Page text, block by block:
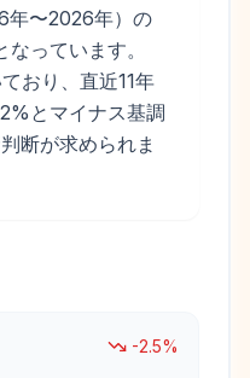
年〜2026年）の
っています。
おり、直近11年
とマイナス基調
断が求められま
-2.5%